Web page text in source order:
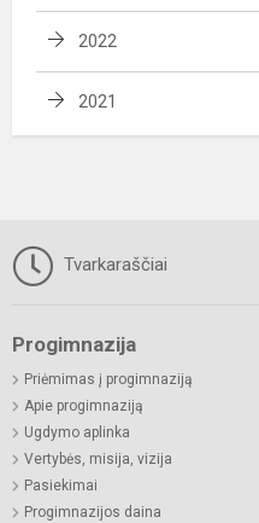
2022
2021
Tvarkaraščiai
Progimnazija
Priėmimas į progimnaziją
Apie progimnaziją
Ugdymo aplinka
Vertybės, misija, vizija
Pasiekimai
Progimnazijos daina